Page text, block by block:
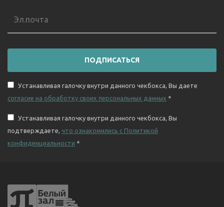
ПОДПИСАТЬСЯ
Устанавливая галочку внутри данного чекбокса, Вы даете
согласие на обработку своих персональных данных *
Устанавливая галочку внутри данного чекбокса, Вы
подтверждаете, что ознакомились с Политикой
конфиденциальности *